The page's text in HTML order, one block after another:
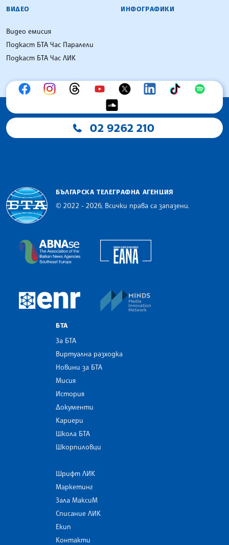
ВИДЕО
Видео емисия
Подкаст БТА Час Паралели
Подкаст БТА Час ЛИК
ИНФОГРАФИКИ
02 9262 210
БЪЛГАРСКА ТЕЛЕГРАФНА АГЕНЦИЯ
© 2022 - 2026, Всички права са запазени.
The Assocoation of the Balkan News Agencies
European Newsroom
БТА
За БТА
Виртуална разходка
Новини за БТА
Мисия
История
Документи
Кариери
Школа БТА
Шкорпиловци
Шрифт ЛИК
Маркетинг
Зала МаксиМ
Списание ЛИК
Екип
Контакти